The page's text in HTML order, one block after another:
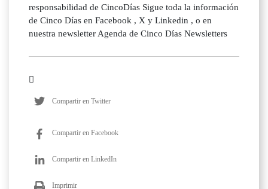
responsabilidad de CincoDías Sigue toda la información
de Cinco Días en Facebook , X y Linkedin , o en
nuestra newsletter Agenda de Cinco Días Newsletters
Compartir en Twitter
Compartir en Facebook
Compartir en LinkedIn
Imprimir